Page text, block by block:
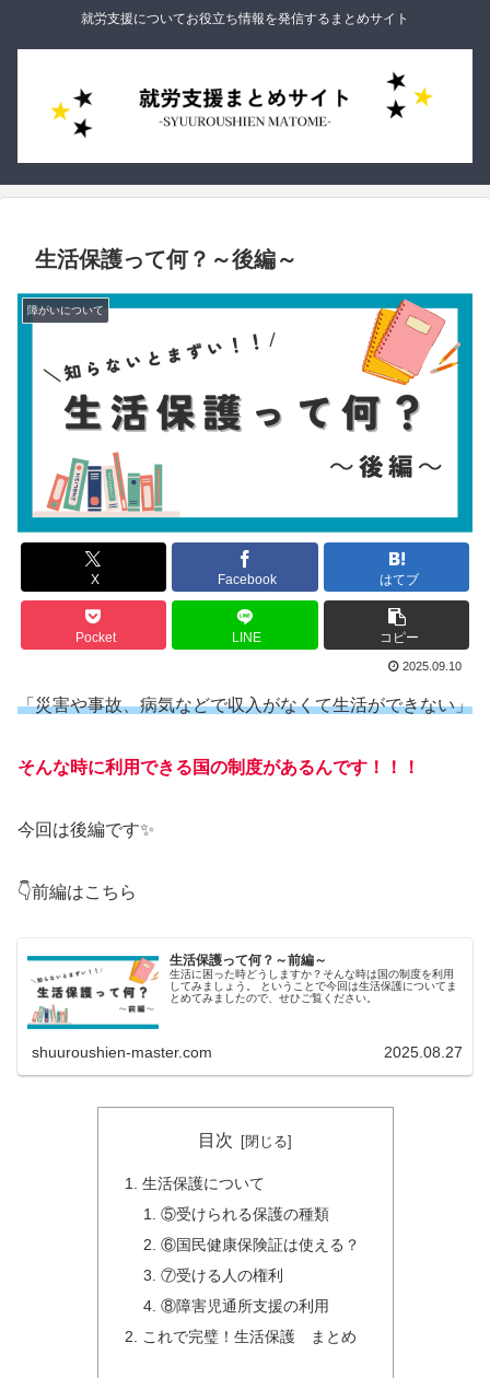
就労支援についてお役立ち情報を発信するまとめサイト
生活保護って何？～後編～
障がいについて
X Facebook はてブ
Pocket LINE コピー
2025.09.10
「災害や事故、病気などで収入がなくて生活ができない」
そんな時に利用できる国の制度があるんです！！！
今回は後編です✨
👇前編はこちら
生活保護って何？～前編～
生活に困った時どうしますか？そんな時は国の制度を利用
してみましょう。 ということで今回は生活保護についてま
とめてみましたので、せひご覧ください。
shuuroushien-master.com 2025.08.27
目次
生活保護について
⑤受けられる保護の種類
⑥国民健康保険証は使える？
⑦受ける人の権利
⑧障害児通所支援の利用
これで完璧！生活保護 まとめ